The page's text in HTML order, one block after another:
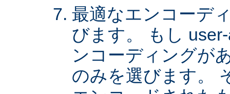
最適なエンコーデ
びます。 もし
ンコーディングが
のみを選びます。